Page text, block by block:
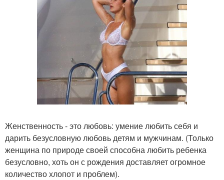
Женственность - это любовь: умение любить себя и
дарить безусловную любовь детям и мужчинам. (Только
женщина по природе своей способна любить ребенка
безусловно, хоть он с рождения доставляет огромное
количество хлопот и проблем).